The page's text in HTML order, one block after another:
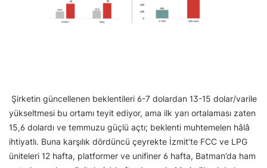
Şirketin güncellenen beklentileri 6-7 dolardan 13-15 dolar/varile
yükseltmesi bu ortamı teyit ediyor, ama ilk yarı ortalaması zaten
15,6 dolardı ve temmuzu güçlü açtı; beklenti muhtemelen hâlâ
ihtiyatlı. Buna karşılık dördüncü çeyrekte İzmit’te FCC ve LPG
üniteleri 12 hafta, platformer ve unifiner 6 hafta, Batman’da ham